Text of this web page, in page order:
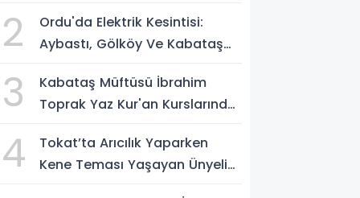
2
Ordu'da Elektrik Kesintisi:
Aybastı, Gölköy Ve Kabataş
3
Kabataş Müftüsü İbrahim
Toprak Yaz Kur'an Kurslarında
4
Tokat’ta Arıcılık Yaparken
Kene Teması Yaşayan Ünyeli